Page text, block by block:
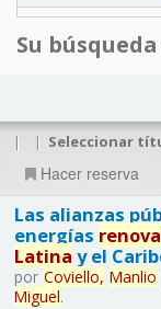
Su
| | Seleccionar
Hacer reserva
Las alianzas
energías
Latina y el
por Coviello, Manlio
Miguel.